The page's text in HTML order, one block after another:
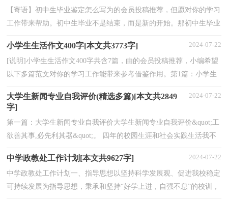
【寄语】初中生毕业鉴定怎么写为的会员投稿推荐，但愿对你的学习
工作带来帮助。初中生毕业不是结束，而是新的开始。那初中生毕业
小学生生活作文400字[本文共3773字] 2024-07-22
[说明]小学生生活作文400字共含7篇，由的会员投稿推荐，小编希望
以下多篇范文对你的学习工作能带来参考借鉴作用。第1篇：小学生
大学生新闻专业自我评价(精选多篇)[本文共2849
字]
2024-07-22
第一篇：大学生新闻专业自我评价大学生新闻专业自我评价&quot;工
欲善其事,必先利其器&quot;。 四年的校园生涯和社会实践生活我不
中学政教处工作计划[本文共9627字] 2024-07-22
中学政教处工作计划一、指导思想以坚持科学发展观、促进我校稳定
可持续发展为指导思想，秉承和坚持“好学上进，自强不息”的校训，